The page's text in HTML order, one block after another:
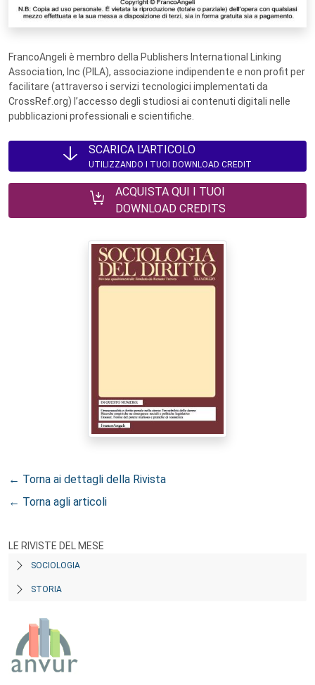
FrancoAngeli è membro della Publishers International Linking
Association, Inc (PILA), associazione indipendente e non profit per
facilitare (attraverso i servizi tecnologici implementati da
CrossRef.org) l’accesso degli studiosi ai contenuti digitali nelle
pubblicazioni professionali e scientifiche.
SCARICA L'ARTICOLO
UTILIZZANDO I TUOI DOWNLOAD CREDIT
ACQUISTA QUI I TUOI
DOWNLOAD CREDITS
← Torna ai dettagli della Rivista
← Torna agli articoli
LE RIVISTE DEL MESE
SOCIOLOGIA
STORIA